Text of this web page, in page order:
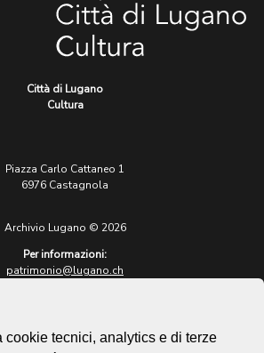
Città di Lugano
Cultura
Piazza Carlo Cattaneo 1
6976 Castagnola
Archivio Lugano © 2026
Per informazioni:
patrimonio@lugano.ch
lugano.ch
cookie tecnici, analytics e di terze